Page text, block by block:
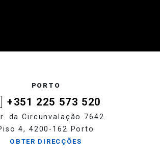
PORTO
+351 225 573 520
da Circunvalação 7642
4, 4200-162 Porto
OBTER DIRECÇÕES